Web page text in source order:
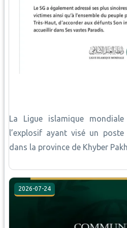
La Ligue islamique
l’explosif ayant visé un
dans la province de Khyber
2026-07-24